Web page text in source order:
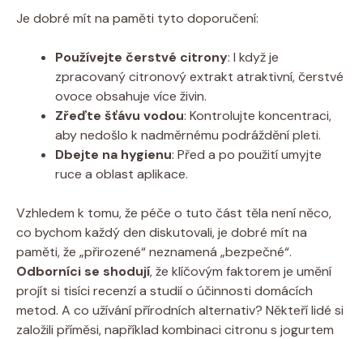
Je dobré mít na paměti tyto doporučení:
Používejte čerstvé citrony: I když je
zpracovaný citronový extrakt atraktivní, čerstvé
ovoce obsahuje více živin.
Zřeďte šťávu vodou: Kontrolujte koncentraci,
aby nedošlo k nadměrnému podráždění pleti.
Dbejte na hygienu: Před a po použití umyjte
ruce a oblast aplikace.
Vzhledem k tomu, že péče o tuto část těla není něco,
co bychom každý den diskutovali, je dobré mít na
paměti, že „přirozené“ neznamená „bezpečné“.
Odborníci se shodují, že klíčovým faktorem je umění
projít si tisíci recenzí a studií o účinnosti domácích
metod. A co užívání přírodních alternativ? Někteří lidé si
založili příměsi, například kombinaci citronu s jogurtem